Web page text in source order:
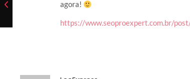
agora!
https://www.seoproexpert.com.br/